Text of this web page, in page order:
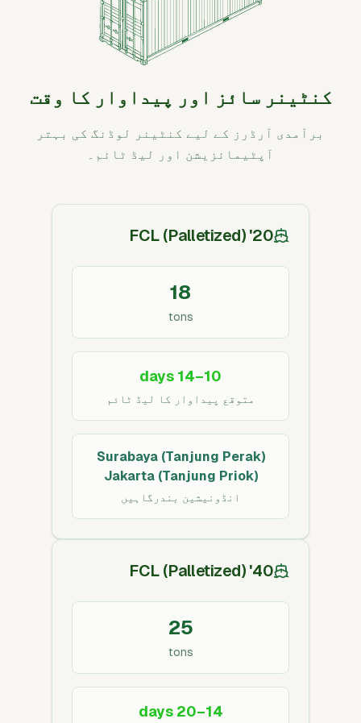
کنٹینر سائز اور پیداوار کا وقت
برآمدی آرڈرز کے لیے کنٹینر لوڈنگ کی بہتر
آپٹیمائزیشن اور لیڈ ٹائم۔
20' FCL (Palletized)
18
tons
10–14 days
متوقع پیداوار کا لیڈ ٹائم
Surabaya (Tanjung Perak)
Jakarta (Tanjung Priok)
انڈونیشین بندرگاہیں
40' FCL (Palletized)
25
tons
14–20 days